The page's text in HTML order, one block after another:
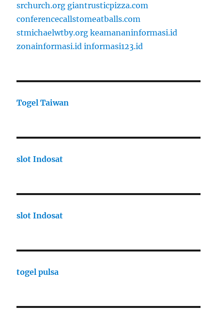
srchurch.org giantrusticpizza.com
conferencecallstomeatballs.com
stmichaelwtby.org keamananinformasi.id
zonainformasi.id informasi123.id
Togel Taiwan
slot Indosat
slot Indosat
togel pulsa